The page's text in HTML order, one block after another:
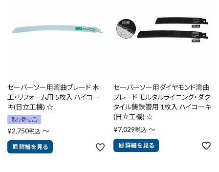
セーバーソー用湾曲ブレード 木
工・リフォーム用 5枚入 ハイコー
キ(日立工機) ☆
取り寄せ品
¥2,750税込 〜
詳細を見る
セーバーソー用ダイヤモンド湾曲
ブレード モルタルライニング・ダク
タイル鋳鉄管用 1枚入 ハイコーキ
(日立工機) ☆
¥7,029税込 〜
詳細を見る